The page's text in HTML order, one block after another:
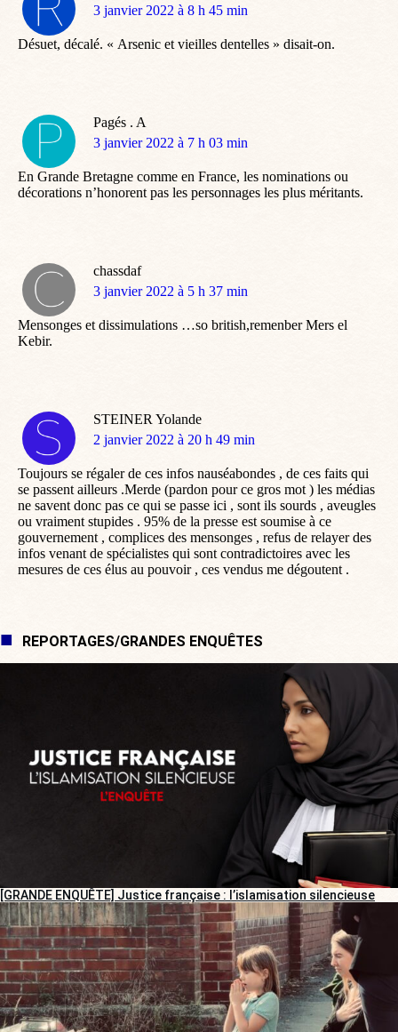
dit
3 janvier 2022 à 8 h 45 min
Désuet, décalé. « Arsenic et vieilles dentelles » disait-on.
Pagés . A
dit
3 janvier 2022 à 7 h 03 min
En Grande Bretagne comme en France, les nominations ou
décorations n’honorent pas les personnages les plus méritants.
chassdaf
dit
3 janvier 2022 à 5 h 37 min
Mensonges et dissimulations …so british,remenber Mers el
Kebir.
STEINER Yolande
dit
2 janvier 2022 à 20 h 49 min
Toujours se régaler de ces infos nauséabondes , de ces faits qui
se passent ailleurs .Merde (pardon pour ce gros mot ) les médias
ne savent donc pas ce qui se passe ici , sont ils sourds , aveugles
ou vraiment stupides . 95% de la presse est soumise à ce
gouvernement , complices des mensonges , refus de relayer des
infos venant de spécialistes qui sont contradictoires avec les
mesures de ces élus au pouvoir , ces vendus me dégoutent .
REPORTAGES/GRANDES ENQUÊTES
[GRANDE ENQUÊTE] Justice française : l’islamisation silencieuse